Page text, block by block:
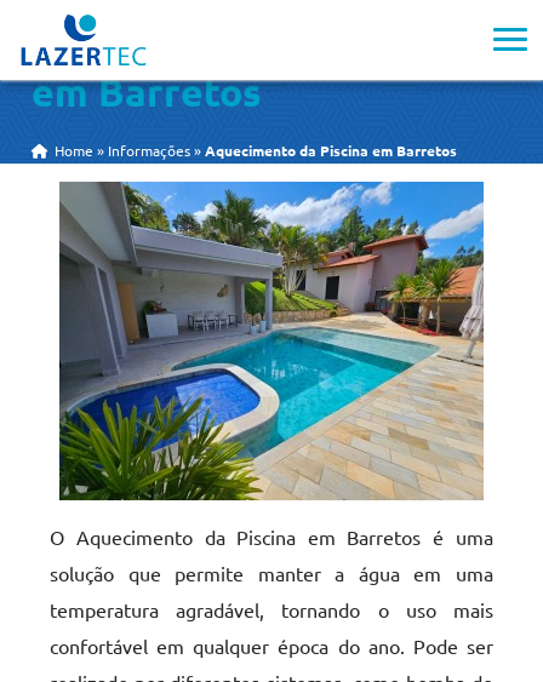
Aquecimento da Piscina
em Barretos
Home » Informações »Aquecimento da Piscina em Barretos
O Aquecimento da Piscina em Barretos é uma
solução que permite manter a água em uma
temperatura agradável, tornando o uso mais
confortável em qualquer época do ano. Pode ser